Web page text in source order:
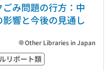
み問題の行方：中
響と今後の見通し
リポート類
Other Libraries in Japan